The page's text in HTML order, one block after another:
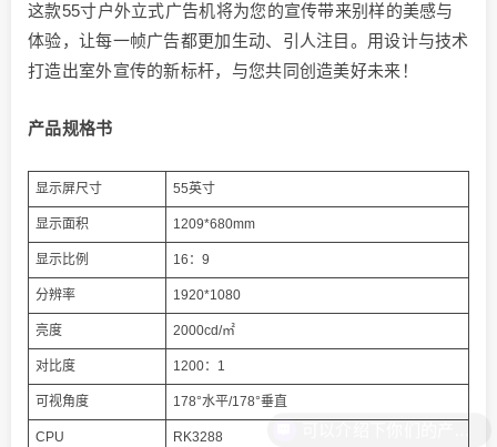
这款55寸户外立式广告机将为您的宣传带来别样的美感与
体验，让每一帧广告都更加生动、引人注目。用设计与技术
打造出室外宣传的新标杆，与您共同创造美好未来！
产品规格书
显示屏尺寸 55英寸
显示面积 1209*680mm
显示比例 16：9
分辨率 1920*1080
亮度 2000cd/㎡
对比度 1200：1
可视角度 178°水平/178°垂直
CPU RK3288